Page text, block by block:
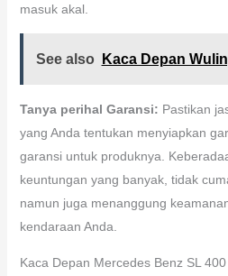
masuk akal.
See also Kaca Depan
Tanya perihal Garansi: Pastikan
yang Anda tentukan menyiapkan
garansi untuk produknya.
keuntungan yang banyak, tidak
namun juga menanggung
kendaraan Anda.
Kaca Depan Mercedes Benz SL 400